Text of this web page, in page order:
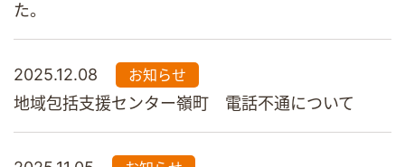
た。
2025.12.08 お知らせ
地域包括支援センター嶺町 電話不通について